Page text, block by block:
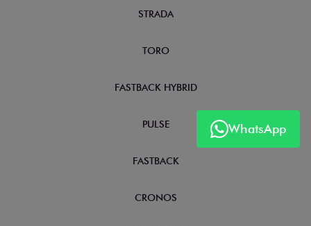
WhatsApp
STRADA
TORO
FASTBACK HYBRID
PULSE
FASTBACK
CRONOS